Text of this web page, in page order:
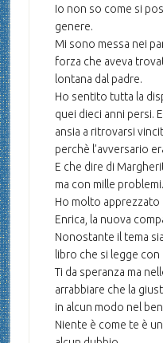
Io non so come si
genere.
Mi sono messa nei
forza che aveva
lontana dal padre.
Ho sentito tutta la
quei dieci anni persi.
ansia a ritrovarsi
perchè l’avversario
E che dire di
ma con mille problemi.
Ho molto
Enrica, la nuova
Nonostante il tema
libro che si legge
Ti da speranza ma
arrabbiare che la
in alcun modo nel
Niente è come te è